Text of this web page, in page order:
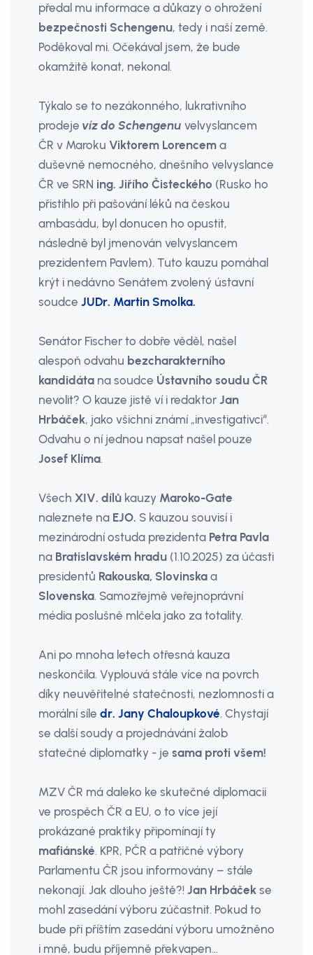
předal mu informace a důkazy o ohrožení
bezpečnosti Schengenu, tedy i naší země.
Poděkoval mi. Očekával jsem, že bude
okamžitě konat, nekonal.
Týkalo se to nezákonného, lukrativního
prodeje víz do Schengenu velvyslancem
ČR v Maroku Viktorem Lorencem a
duševně nemocného, dnešního velvyslance
ČR ve SRN ing. Jiřího Čisteckého (Rusko ho
přistihlo při pašování léků na českou
ambasádu, byl donucen ho opustit,
následně byl jmenován velvyslancem
prezidentem Pavlem). Tuto kauzu pomáhal
krýt i nedávno Senátem zvolený ústavní
soudce JUDr. Martin Smolka.
Senátor Fischer to dobře věděl, našel
alespoň odvahu bezcharakterního
kandidáta na soudce Ústavního soudu ČR
nevolit? O kauze jistě ví i redaktor Jan
Hrbáček, jako všichni známí „investigativci“.
Odvahu o ní jednou napsat našel pouze
Josef Klíma.
Všech XIV. dílů kauzy Maroko-Gate
naleznete na EJO. S kauzou souvisí i
mezinárodní ostuda prezidenta Petra Pavla
na Bratislavském hradu (1.10.2025) za účasti
presidentů Rakouska, Slovinska a
Slovenska. Samozřejmě veřejnoprávní
média poslušně mlčela jako za totality.
Ani po mnoha letech otřesná kauza
neskončila. Vyplouvá stále více na povrch
díky neuvěřitelné statečnosti, nezlomnosti a
morální síle dr. Jany Chaloupkové. Chystají
se další soudy a projednávání žalob
statečné diplomatky - je sama proti všem!
MZV ČR má daleko ke skutečné diplomacii
ve prospěch ČR a EU, o to více její
prokázané praktiky připomínají ty
mafiánské. KPR, PČR a patřičné výbory
Parlamentu ČR jsou informovány – stále
nekonají. Jak dlouho ještě?! Jan Hrbáček se
mohl zasedání výboru zúčastnit. Pokud to
bude při příštím zasedání výboru umožněno
i mně, budu příjemně překvapen…